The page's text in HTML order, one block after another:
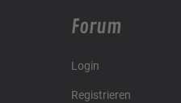
Forum
Login
Registrieren